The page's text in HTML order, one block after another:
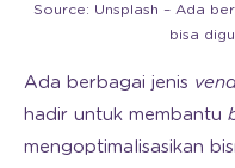
Source: Unsplash – Ada
bisa
Ada berbagai jenis
hadir untuk membantu
mengoptimalisasikan